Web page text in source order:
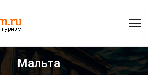
Мальта